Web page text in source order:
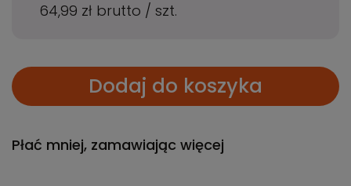
64,99 zł brutto / szt.
Dodaj do koszyka
Płać mniej, zamawiając więcej